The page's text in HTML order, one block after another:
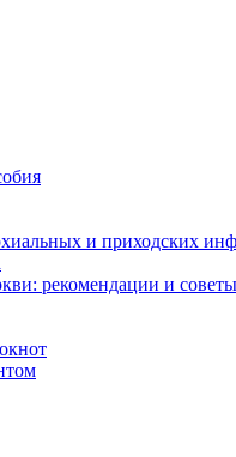
и приходских
рекомендации и советы